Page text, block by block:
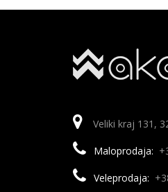
Veliki kraj 131,
Maloprodaja:
Veleprodaja: